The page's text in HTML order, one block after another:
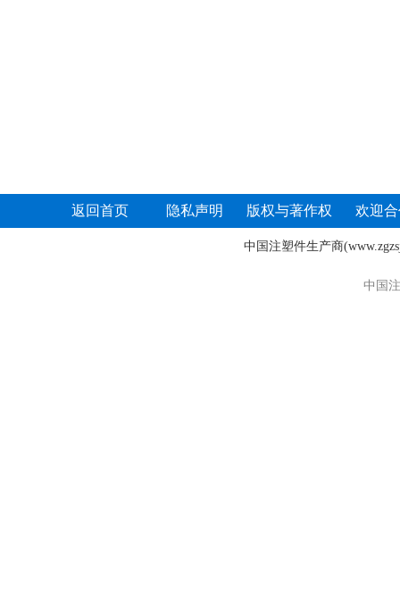
返回首页 隐私声明 版权与著作权 欢迎
中国注塑件生产商
中国